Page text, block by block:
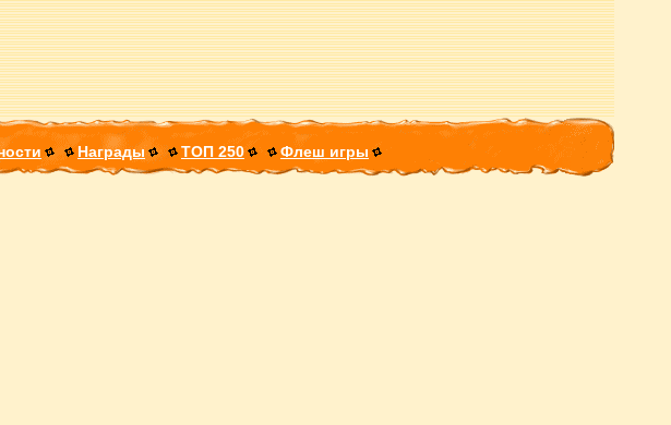
Награды ТОП 250 Флеш игры